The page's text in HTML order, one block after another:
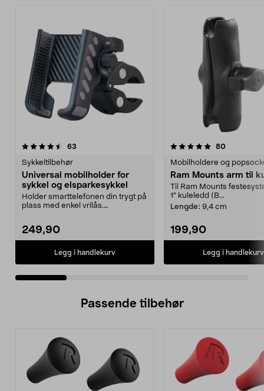
63
Sykkeltilbehør
Universal mobilholder for
sykkel og elsparkesykkel
Holder smarttelefonen din trygt på
plass med enkel vrilås.
249,90
Legg i handlekurv
5.0 av 5 stjerner 80
Mobilholdere og
Ram Mounts arm til
Til Ram Mounts
1" kuleledd (B...
Lengde: 9,4 cm
199,90
Legg i handlekurv
4.5 av 5 stjerner
Passende tilbehør